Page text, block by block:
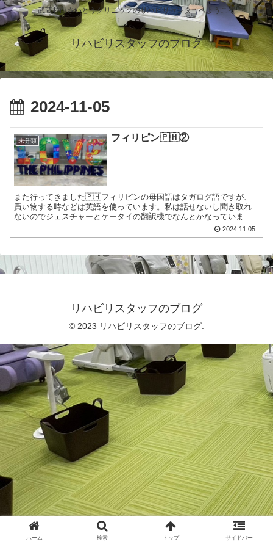
武蔵村山さいとうクリニックのリハビリセンターへようこそ
リハビリスタッフのブログ
2024-11-05
未分類 フィリピン🇵🇭②
また行ってきました🇵🇭フィリピンの母国語はタガログ語ですが、
買い物する時などは英語を使っています。私は話せないし聞き取れ
ないのでジェスチャーとケータイの翻訳機でなんとかなっています
笑↑マニラ空港↑マニラオーシャンパーク↑プルメリアリハビリ ...
2024.11.05
リハビリスタッフのブログ
© 2023 リハビリスタッフのブログ.
ホーム 検索 トップ サイドバー